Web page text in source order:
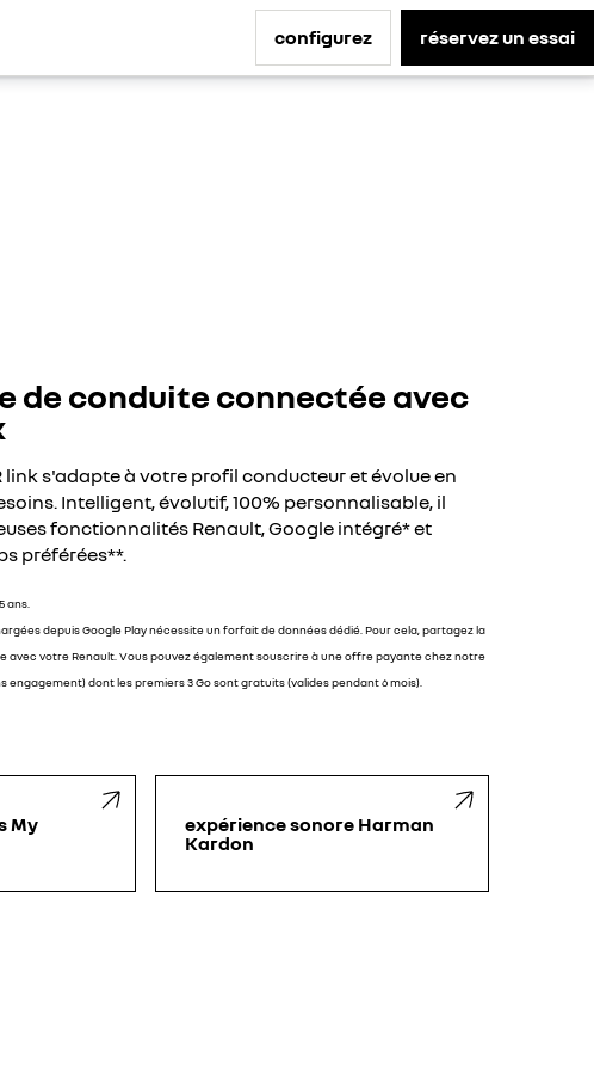
configurez réservez un essai
de conduite connectée avec
link s'adapte à votre profil conducteur et évolue en
Intelligent, évolutif, 100% personnalisable, il
fonctionnalités Renault, Google intégré* et
préférées**.
ans.
depuis Google Play nécessite un forfait de données dédié. Pour cela, partagez la
avec votre Renault. Vous pouvez également souscrire à une offre payante chez notre
engagement) dont les premiers 3 Go sont gratuits (valides pendant 6 mois).
My
expérience sonore Harman
Kardon